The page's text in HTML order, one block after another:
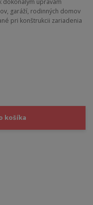
dokonalým úpravám
garáží, rodinných domov
pri konštrukcii zariadenia
košíka